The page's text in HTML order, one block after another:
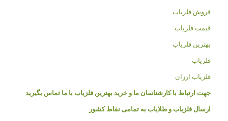
فروش فلزیاب
قیمت فلزیاب
بهترین فلزیاب
فلزیاب
فلزیاب ارزان
جهت ارتباط با کارشناسان ما و خرید بهترین فلزیاب با ما تماس بگیرید
ارسال فلزیاب و طلایاب به تمامی نقاط کشور